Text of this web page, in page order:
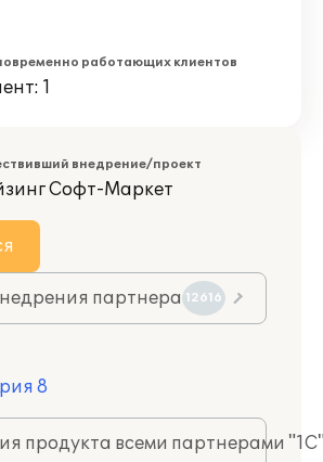
работающих клиентов
1
внедрение/проект
Софт-Маркет
партнера 12616
8
продукта всеми партнерами